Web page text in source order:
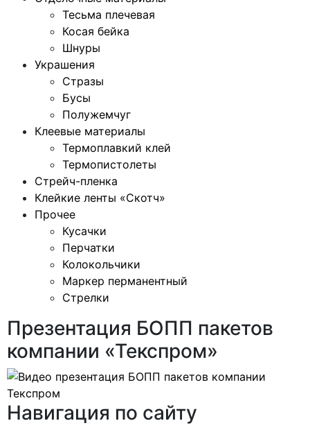
Тесьма плечевая
Косая бейка
Шнуры
Украшения
Стразы
Бусы
Полужемчуг
Клеевые материалы
Термоплавкий клей
Термопистолеты
Стрейч-пленка
Клейкие ленты «Скотч»
Прочее
Кусачки
Перчатки
Колокольчики
Маркер перманентный
Стрелки
Презентация БОПП пакетов
компании «Текспром»
Навигация по сайту